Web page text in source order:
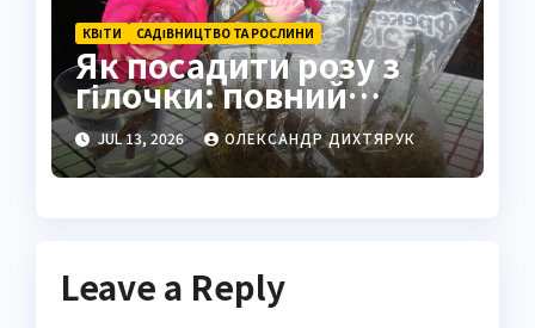
КВІТИ САДІВНИЦТВО ТА РОСЛИНИ
Як посадити розу з
гілочки: повний
посібник з укорінення
JUL 13, 2026 ОЛЕКСАНДР ДИХТЯРУК
Leave a Reply